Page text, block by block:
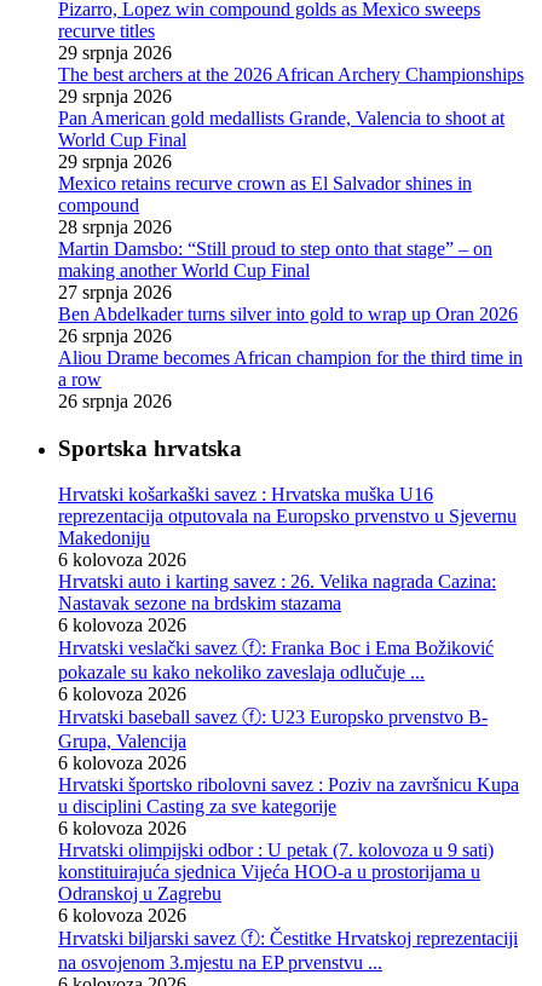
Pizarro, Lopez win compound golds as Mexico sweeps
recurve titles
29 srpnja 2026
The best archers at the 2026 African Archery Championships
29 srpnja 2026
Pan American gold medallists Grande, Valencia to shoot at
World Cup Final
29 srpnja 2026
Mexico retains recurve crown as El Salvador shines in
compound
28 srpnja 2026
Martin Damsbo: “Still proud to step onto that stage” – on
making another World Cup Final
27 srpnja 2026
Ben Abdelkader turns silver into gold to wrap up Oran 2026
26 srpnja 2026
Aliou Drame becomes African champion for the third time in
a row
26 srpnja 2026
Sportska hrvatska
Hrvatski košarkaški savez : Hrvatska muška U16
reprezentacija otputovala na Europsko prvenstvo u Sjevernu
Makedoniju
6 kolovoza 2026
Hrvatski auto i karting savez : 26. Velika nagrada Cazina:
Nastavak sezone na brdskim stazama
6 kolovoza 2026
Hrvatski veslački savez ⓕ: Franka Boc i Ema Božiković
pokazale su kako nekoliko zaveslaja odlučuje ...
6 kolovoza 2026
Hrvatski baseball savez ⓕ: U23 Europsko prvenstvo B-
Grupa, Valencija
6 kolovoza 2026
Hrvatski športsko ribolovni savez : Poziv na završnicu Kupa
u disciplini Casting za sve kategorije
6 kolovoza 2026
Hrvatski olimpijski odbor : U petak (7. kolovoza u 9 sati)
konstituirajuća sjednica Vijeća HOO-a u prostorijama u
Odranskoj u Zagrebu
6 kolovoza 2026
Hrvatski biljarski savez ⓕ: Čestitke Hrvatskoj reprezentaciji
na osvojenom 3.mjestu na EP prvenstvu ...